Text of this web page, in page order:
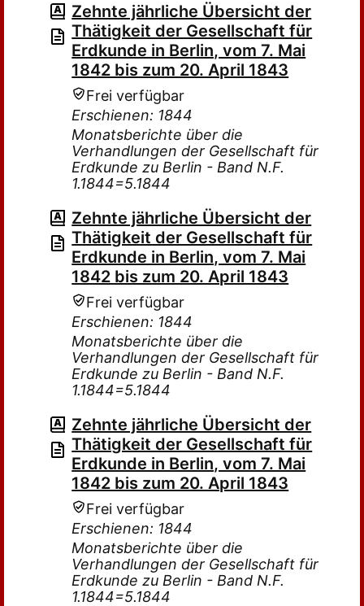
Zehnte jährliche Übersicht der
Thätigkeit der Gesellschaft für
Erdkunde in Berlin, vom 7. Mai
1842 bis zum 20. April 1843
Frei verfügbar
Erschienen: 1844
Monatsberichte über die
Verhandlungen der Gesellschaft für
Erdkunde zu Berlin - Band N.F.
1.1844=5.1844
Zehnte jährliche Übersicht der
Thätigkeit der Gesellschaft für
Erdkunde in Berlin, vom 7. Mai
1842 bis zum 20. April 1843
Frei verfügbar
Erschienen: 1844
Monatsberichte über die
Verhandlungen der Gesellschaft für
Erdkunde zu Berlin - Band N.F.
1.1844=5.1844
Zehnte jährliche Übersicht der
Thätigkeit der Gesellschaft für
Erdkunde in Berlin, vom 7. Mai
1842 bis zum 20. April 1843
Frei verfügbar
Erschienen: 1844
Monatsberichte über die
Verhandlungen der Gesellschaft für
Erdkunde zu Berlin - Band N.F.
1.1844=5.1844